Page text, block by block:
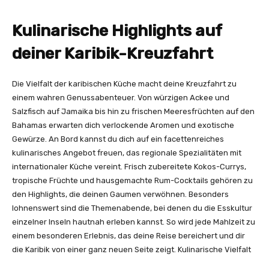
Kulinarische Highlights auf
deiner Karibik-Kreuzfahrt
Die Vielfalt der karibischen Küche macht deine Kreuzfahrt zu
einem wahren Genussabenteuer. Von würzigen Ackee und
Salzfisch auf Jamaika bis hin zu frischen Meeresfrüchten auf den
Bahamas erwarten dich verlockende Aromen und exotische
Gewürze. An Bord kannst du dich auf ein facettenreiches
kulinarisches Angebot freuen, das regionale Spezialitäten mit
internationaler Küche vereint. Frisch zubereitete Kokos-Currys,
tropische Früchte und hausgemachte Rum-Cocktails gehören zu
den Highlights, die deinen Gaumen verwöhnen. Besonders
lohnenswert sind die Themenabende, bei denen du die Esskultur
einzelner Inseln hautnah erleben kannst. So wird jede Mahlzeit zu
einem besonderen Erlebnis, das deine Reise bereichert und dir
die Karibik von einer ganz neuen Seite zeigt. Kulinarische Vielfalt